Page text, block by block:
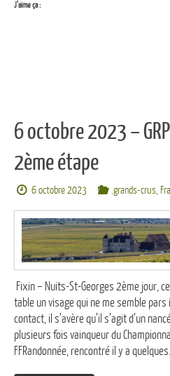
J’aime ça :
6 octobre 2023 –
2ème étape
6 octobre 2023 .grands-crus,
Fixin – Nuits-St-Georges 2ème jour,
table un visage qui ne me semble
contact, il s’avère qu’il s’agit d’un
plusieurs fois vainqueur du
FFRandonnée, rencontré il y a quelques…